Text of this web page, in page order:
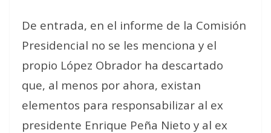
De entrada, en el informe de la Comisión
Presidencial no se les menciona y el
propio López Obrador ha descartado
que, al menos por ahora, existan
elementos para responsabilizar al ex
presidente Enrique Peña Nieto y al ex